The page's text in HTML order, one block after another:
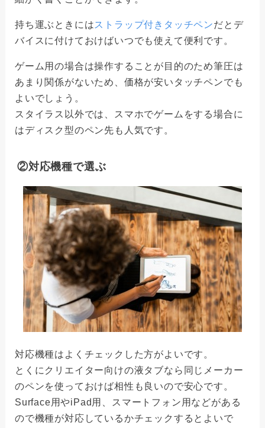
持ち運ぶときにはストラップ付きタッチペンだとデ
バイスに付けておけばいつでも使えて便利です。
ゲーム用の場合は操作することが目的のため筆圧は
あまり関係がないため、価格が安いタッチペンでも
よいでしょう。
スタイラス以外では、スマホでゲームをする場合に
はディスク型のペン先も人気です。
②対応機種で選ぶ
対応機種はよくチェックした方がよいです。
とくにクリエイター向けの液タブなら同じメーカー
のペンを使っておけば相性も良いので安心です。
Surface用やiPad用、スマートフォン用などがある
ので機種が対応しているかチェックするとよいで